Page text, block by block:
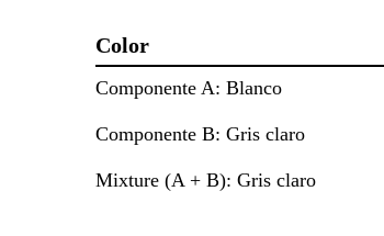
Color
Componente A: Blanco
Componente B: Gris claro
Mixture (A + B): Gris claro